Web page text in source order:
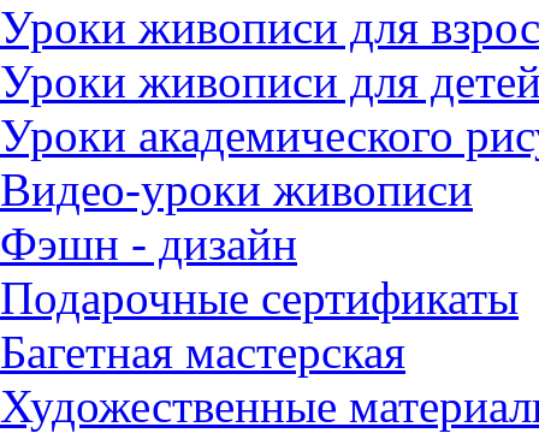
Уроки живописи для
Уроки живописи для
Уроки академического
Видео-уроки живописи
Фэшн - дизайн
Подарочные сертификаты
Багетная мастерская
Художественные